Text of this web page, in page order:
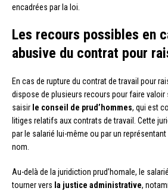
encadrées par la loi.
Les recours possibles en
abusive du contrat pour
En cas de rupture du contrat de travail pour
dispose de plusieurs recours pour faire valoir
saisir le conseil de prud’hommes, qui est
litiges relatifs aux contrats de travail. Cette
par le salarié lui-même ou par un
nom.
Au-delà de la juridiction prud’homale, le
tourner vers la justice administrative,